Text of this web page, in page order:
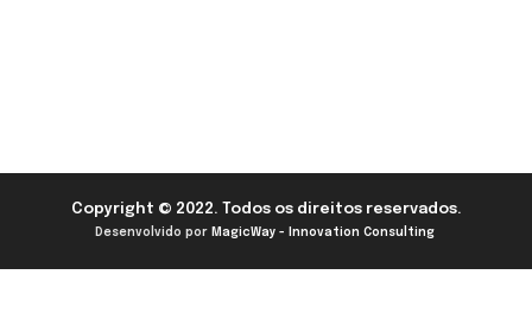
Copyright © 2022. Todos os direitos reservados.
Desenvolvido por MagicWay - Innovation Consulting